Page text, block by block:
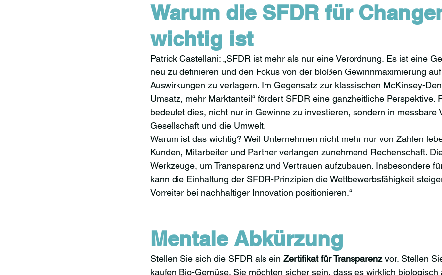
Warum die SFDR für
wichtig ist
Patrick Castellani: „SFDR ist mehr als nur eine Verordnung. Es ist eine
neu zu definieren und den Fokus von der bloßen Gewinnmaximierung
Auswirkungen zu verlagern. Im Gegensatz zur klassischen McKinsey-
Umsatz, mehr Marktanteil“ fördert SFDR eine ganzheitliche Perspektive.
bedeutet dies, nicht nur in Gewinne zu investieren, sondern in messbare
Gesellschaft und die Umwelt.
Warum ist das wichtig? Weil Unternehmen nicht mehr nur von Zahlen
Kunden, Mitarbeiter und Partner verlangen zunehmend Rechenschaft.
Werkzeuge, um Transparenz und Vertrauen aufzubauen. Insbesondere
kann die Einhaltung der SFDR-Prinzipien die Wettbewerbsfähigkeit
Vorreiter bei nachhaltiger Innovation positionieren.“
Mentale Abkürzung
Stellen Sie sich die SFDR als ein Zertifikat für Transparenz vor. Stellen
kaufen Bio-Gemüse. Sie möchten sicher sein, dass es wirklich biologisch